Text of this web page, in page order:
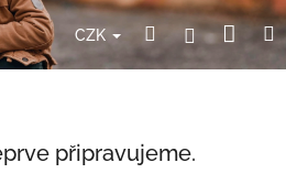
CZK HledatPřihlášení
připravujeme.